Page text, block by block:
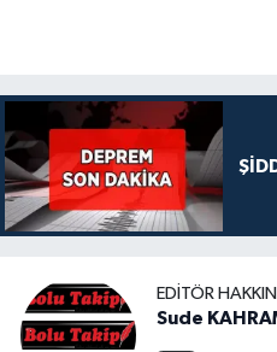
EDITÖR
Sude